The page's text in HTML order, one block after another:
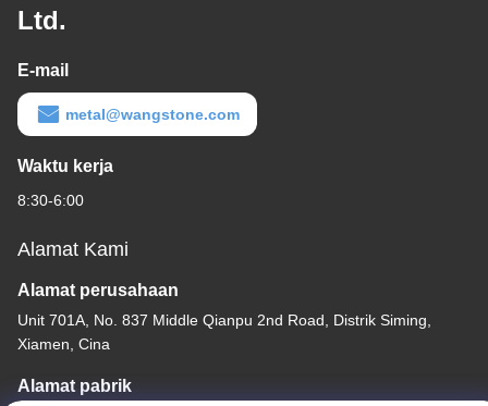
Ltd.
E-mail
metal@wangstone.com
Waktu kerja
8:30-6:00
Alamat Kami
Alamat perusahaan
Unit 701A, No. 837 Middle Qianpu 2nd Road, Distrik Siming,
Xiamen, Cina
Alamat pabrik